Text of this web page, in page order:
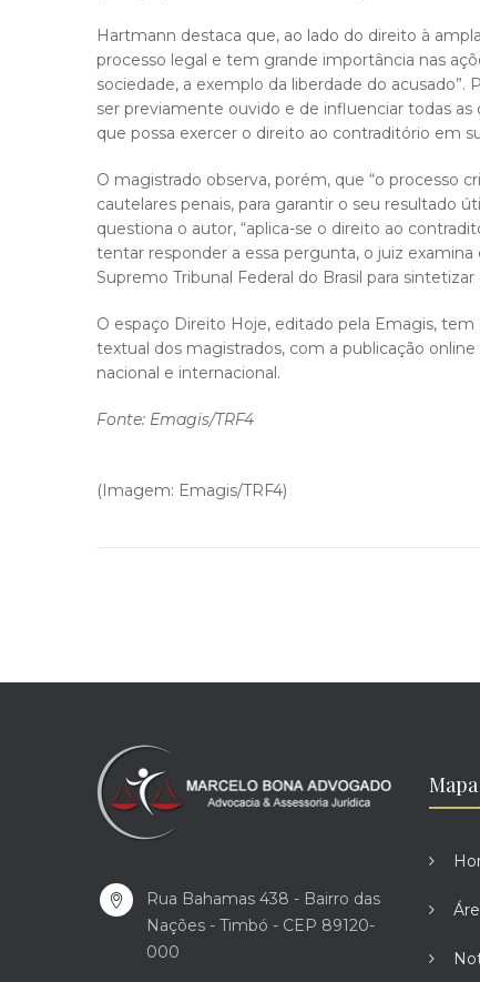
Hartmann destaca que, ao lado do direito à
processo legal e tem grande importância nas
sociedade, a exemplo da liberdade do acusado”.
ser previamente ouvido e de influenciar todas
que possa exercer o direito ao contraditório em
O magistrado observa, porém, que “o processo
cautelares penais, para garantir o seu resultado
questiona o autor, “aplica-se o direito ao
tentar responder a essa pergunta, o juiz
Supremo Tribunal Federal do Brasil para
O espaço Direito Hoje, editado pela Emagis,
textual dos magistrados, com a publicação
nacional e internacional.
Fonte: Emagis/TRF4
(Imagem: Emagis/TRF4)
Rua Bahamas 438 - Bairro das
Nações - Timbó - CEP 89120-
000